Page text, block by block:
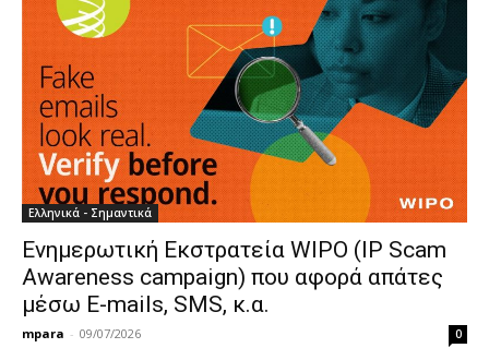
Ελληνικά - Σημαντικά
Ενημερωτική Εκστρατεία WIPO (IP Scam
Awareness campaign) που αφορά απάτες
μέσω E-mails, SMS, κ.α.
mpara - 09/07/2026 0